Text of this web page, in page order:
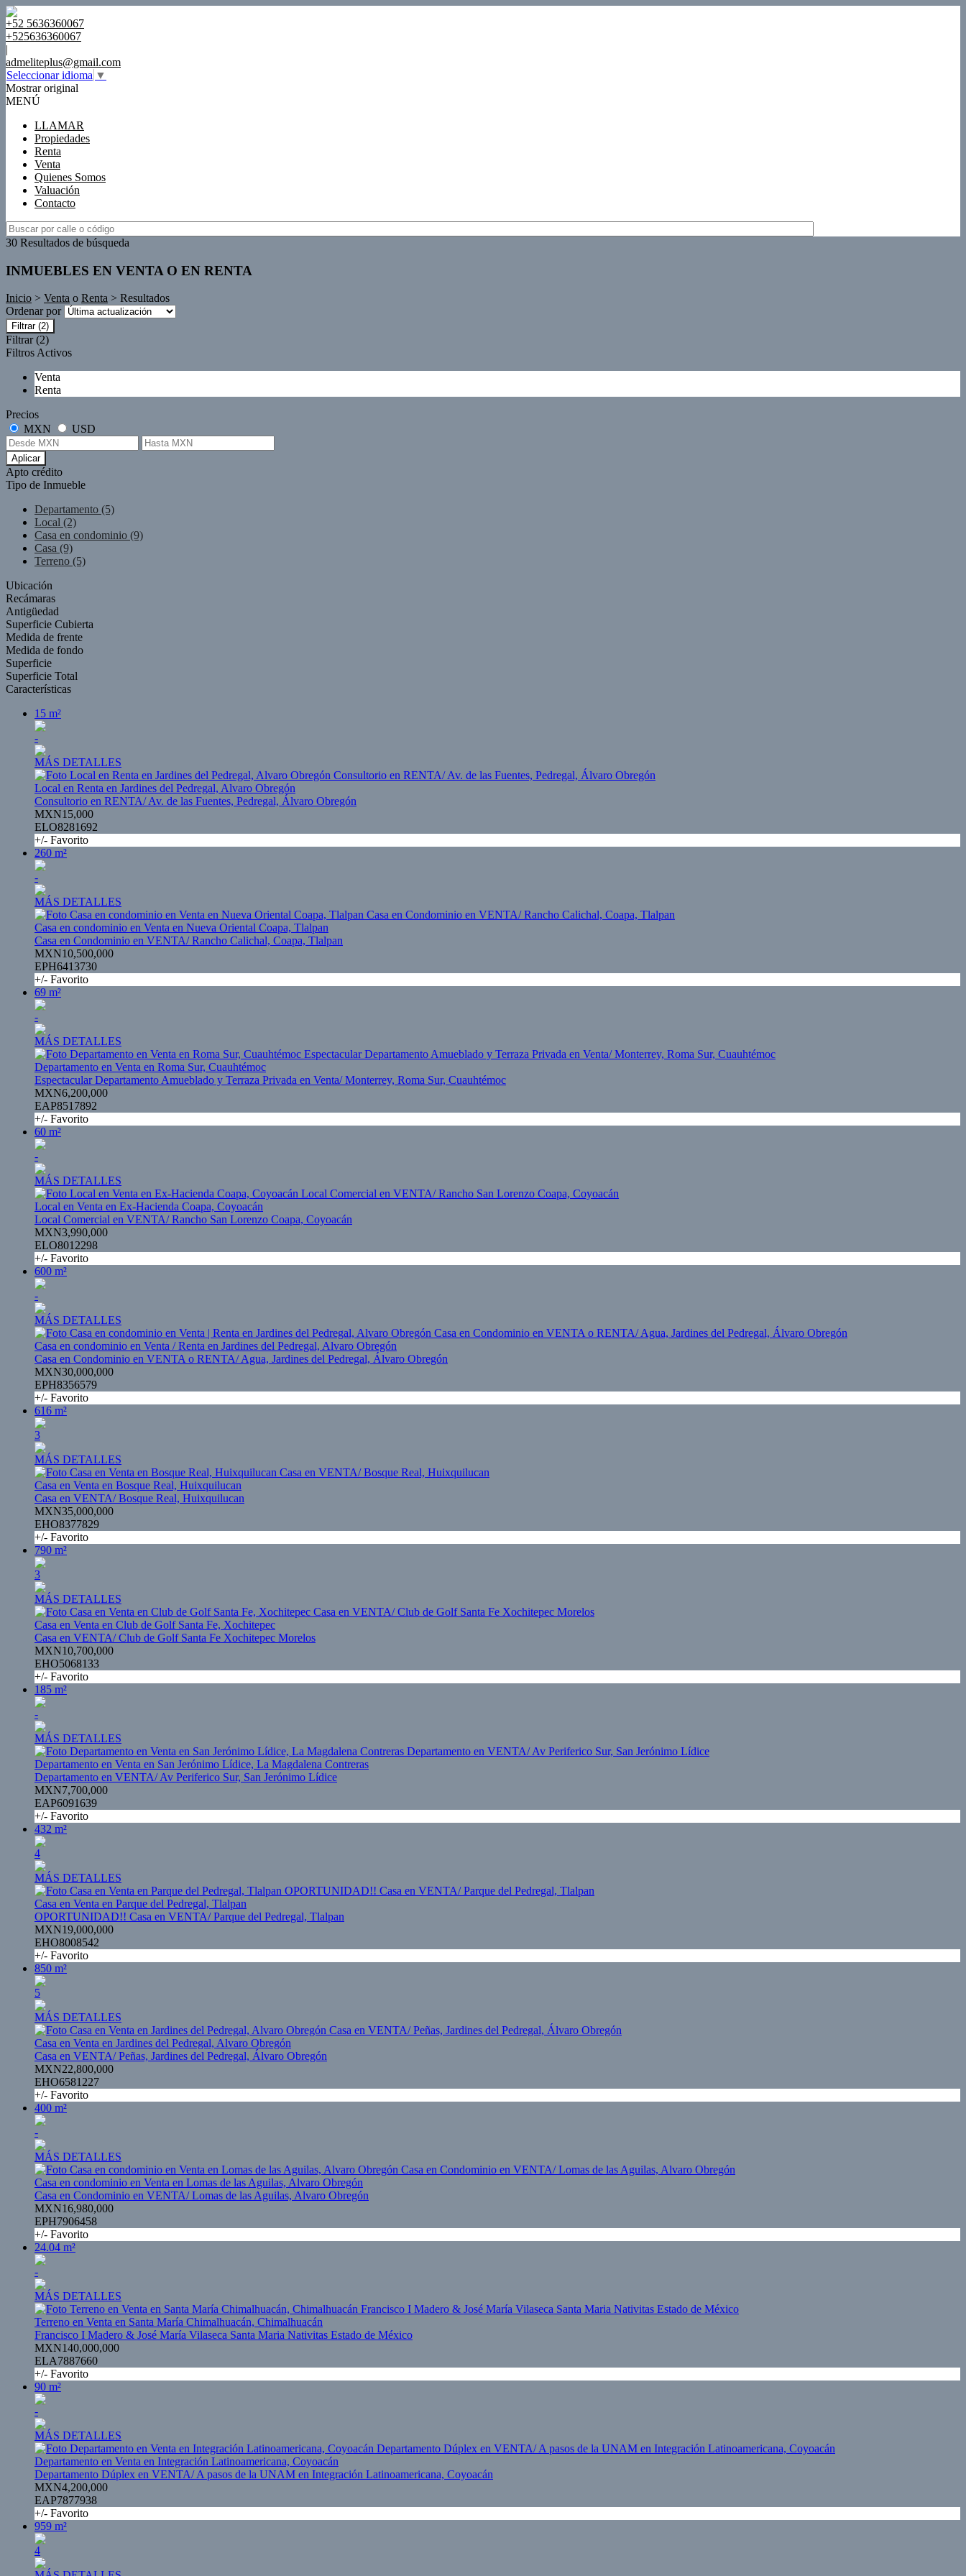
+52 5636360067
+525636360067
|
admeliteplus@gmail.com
Seleccionar idioma ▼
Mostrar original
MENÚ
LLAMAR
Propiedades
Renta
Venta
Quienes Somos
Valuación
Contacto
30 Resultados de búsqueda
INMUEBLES EN VENTA O EN RENTA
Inicio > Venta o Renta > Resultados
Ordenar por
Filtrar (2)
Filtrar (2)
Filtros Activos
Venta
Renta
Precios
MXN
USD
Aplicar
Apto crédito
Tipo de Inmueble
Departamento (5)
Local (2)
Casa en condominio (9)
Casa (9)
Terreno (5)
Ubicación
Recámaras
Antigüedad
Superficie Cubierta
Medida de frente
Medida de fondo
Superficie
Superficie Total
Características
15 m²
-
MÁS DETALLES
Local en Renta en Jardines del Pedregal, Alvaro Obregón
Consultorio en RENTA/ Av. de las Fuentes, Pedregal, Álvaro Obregón
MXN15,000
ELO8281692
+/- Favorito
260 m²
-
MÁS DETALLES
Casa en condominio en Venta en Nueva Oriental Coapa, Tlalpan
Casa en Condominio en VENTA/ Rancho Calichal, Coapa, Tlalpan
MXN10,500,000
EPH6413730
+/- Favorito
69 m²
-
MÁS DETALLES
Departamento en Venta en Roma Sur, Cuauhtémoc
Espectacular Departamento Amueblado y Terraza Privada en Venta/ Monterrey, Roma Sur, Cuauhtémoc
MXN6,200,000
EAP8517892
+/- Favorito
60 m²
-
MÁS DETALLES
Local en Venta en Ex-Hacienda Coapa, Coyoacán
Local Comercial en VENTA/ Rancho San Lorenzo Coapa, Coyoacán
MXN3,990,000
ELO8012298
+/- Favorito
600 m²
-
MÁS DETALLES
Casa en condominio en Venta / Renta en Jardines del Pedregal, Alvaro Obregón
Casa en Condominio en VENTA o RENTA/ Agua, Jardines del Pedregal, Álvaro Obregón
MXN30,000,000
EPH8356579
+/- Favorito
616 m²
3
MÁS DETALLES
Casa en Venta en Bosque Real, Huixquilucan
Casa en VENTA/ Bosque Real, Huixquilucan
MXN35,000,000
EHO8377829
+/- Favorito
790 m²
3
MÁS DETALLES
Casa en Venta en Club de Golf Santa Fe, Xochitepec
Casa en VENTA/ Club de Golf Santa Fe Xochitepec Morelos
MXN10,700,000
EHO5068133
+/- Favorito
185 m²
-
MÁS DETALLES
Departamento en Venta en San Jerónimo Lídice, La Magdalena Contreras
Departamento en VENTA/ Av Periferico Sur, San Jerónimo Lídice
MXN7,700,000
EAP6091639
+/- Favorito
432 m²
4
MÁS DETALLES
Casa en Venta en Parque del Pedregal, Tlalpan
OPORTUNIDAD!! Casa en VENTA/ Parque del Pedregal, Tlalpan
MXN19,000,000
EHO8008542
+/- Favorito
850 m²
5
MÁS DETALLES
Casa en Venta en Jardines del Pedregal, Alvaro Obregón
Casa en VENTA/ Peñas, Jardines del Pedregal, Álvaro Obregón
MXN22,800,000
EHO6581227
+/- Favorito
400 m²
-
MÁS DETALLES
Casa en condominio en Venta en Lomas de las Aguilas, Alvaro Obregón
Casa en Condominio en VENTA/ Lomas de las Aguilas, Alvaro Obregón
MXN16,980,000
EPH7906458
+/- Favorito
24.04 m²
-
MÁS DETALLES
Terreno en Venta en Santa María Chimalhuacán, Chimalhuacán
Francisco I Madero & José María Vilaseca Santa Maria Nativitas Estado de México
MXN140,000,000
ELA7887660
+/- Favorito
90 m²
-
MÁS DETALLES
Departamento en Venta en Integración Latinoamericana, Coyoacán
Departamento Dúplex en VENTA/ A pasos de la UNAM en Integración Latinoamericana, Coyoacán
MXN4,200,000
EAP7877938
+/- Favorito
959 m²
4